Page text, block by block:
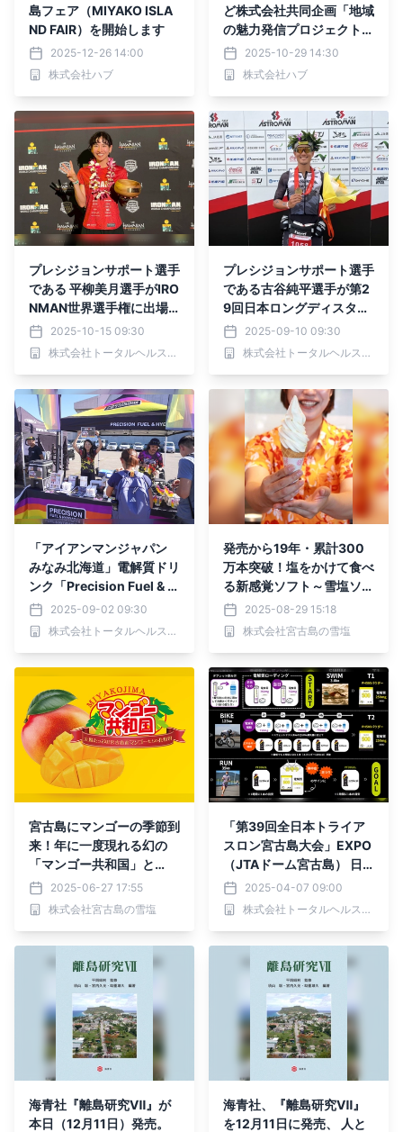
島フェア（MIYAKO ISLA
ND FAIR）を開始します
2025-12-26 14:00
株式会社ハブ
ど株式会社共同企画「地域
の魅力発信プロジェクト
」宮古島フェア（MIYAKO
ISLAND FAIR）を開始しま
す
2025-10-29 14:30
株式会社ハブ
プレシジョンサポート選手
である 平柳美月選手がIRO
NMAN世界選手権に出場
して年代別3位入賞しまし
た。
2025-10-15 09:30
株式会社トータルヘルスコンサルティング
プレシジョンサポート選手
である古谷純平選手が第2
9回日本ロングディスタン
ストライアスロンでコース
レコードで優勝
2025-09-10 09:30
株式会社トータルヘルスコンサルティング
「アイアンマンジャパン
みなみ北海道」電解質ドリ
ンク「Precision Fuel & H
ydration」 出展のお知ら
せ！
2025-09-02 09:30
株式会社トータルヘルスコンサルティング
発売から19年・累計300
万本突破！塩をかけて食べ
る新感覚ソフト～雪塩ソフ
トクリーム～
2025-08-29 15:18
株式会社宮古島の雪塩
宮古島にマンゴーの季節到
来！年に一度現れる幻の
「マンゴー共和国」と
は？！2025-06-27 17:55
株式会社宮古島の雪塩
「第39回全日本トライア
スロン宮古島大会」EXPO
（JTAドーム宮古島） 日
本初上陸の電解質ドリンク
「PRECISION Fuel & Hyd
ration」出展と プレシジ
ークイベント開催のお知ら
2025-04-07 09:00
株式会社トータルヘルスコンサルティング
海青社『離島研究Ⅶ』が
本日（12月11日）発売。
海青社、『離島研究Ⅶ』
を12月11日に発売、 人と